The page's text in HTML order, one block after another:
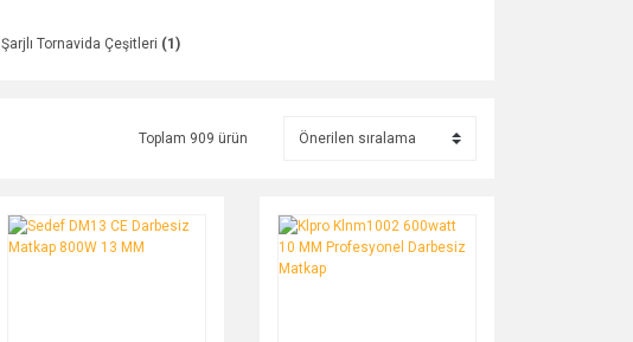
Şarjlı Tornavida Çeşitleri (1)
Toplam 909 ürün